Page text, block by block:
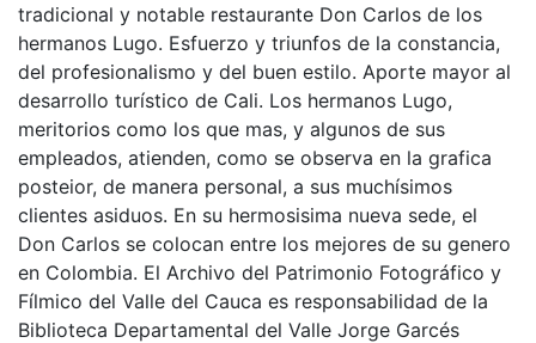
tradicional y notable restaurante Don Carlos de los
hermanos Lugo. Esfuerzo y triunfos de la constancia,
del profesionalismo y del buen estilo. Aporte mayor al
desarrollo turístico de Cali. Los hermanos Lugo,
meritorios como los que mas, y algunos de sus
empleados, atienden, como se observa en la grafica
posteior, de manera personal, a sus muchísimos
clientes asiduos. En su hermosisima nueva sede, el
Don Carlos se colocan entre los mejores de su genero
en Colombia. El Archivo del Patrimonio Fotográfico y
Fílmico del Valle del Cauca es responsabilidad de la
Biblioteca Departamental del Valle Jorge Garcés